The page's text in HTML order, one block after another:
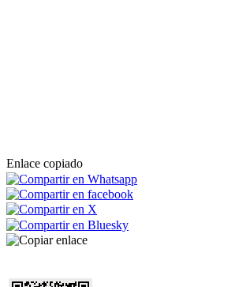
Enlace copiado